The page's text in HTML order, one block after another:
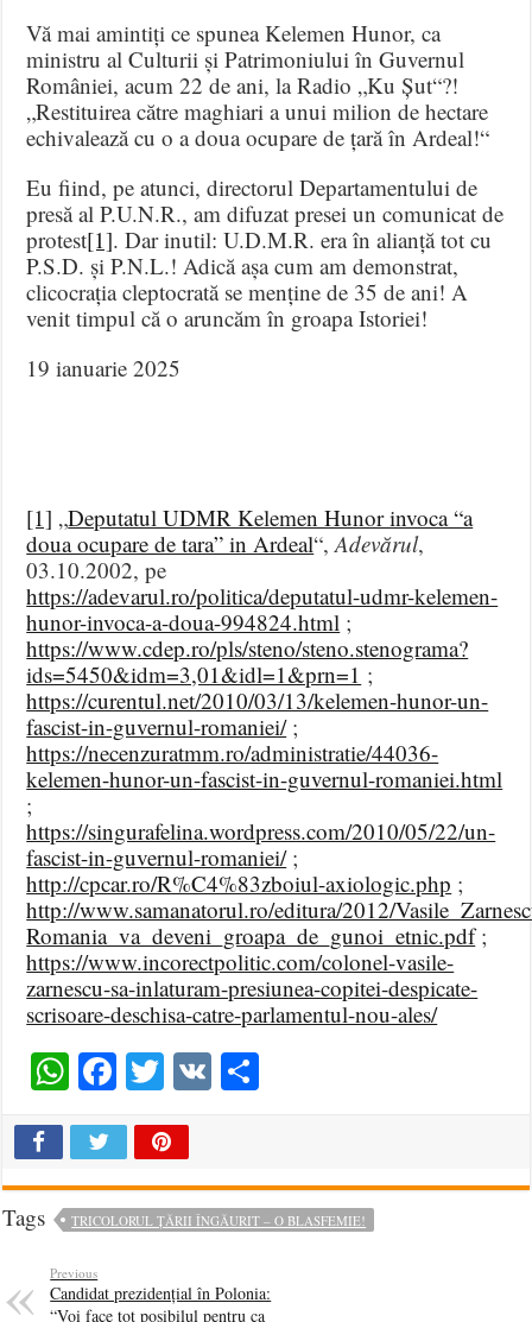
Vă mai amintiți ce spunea Kelemen Hunor, ca
ministru al Culturii și Patrimoniului în Guvernul
României, acum 22 de ani, la Radio „Ku Șut“?!
„Restituirea către maghiari a unui milion de hectare
echivalează cu o a doua ocupare de țară în Ardeal!“
Eu fiind, pe atunci, directorul Departamentului de
presă al P.U.N.R., am difuzat presei un comunicat de
protest[1]. Dar inutil: U.D.M.R. era în alianță tot cu
P.S.D. și P.N.L.! Adică așa cum am demonstrat,
clicocrația cleptocrată se menține de 35 de ani! A
venit timpul că o aruncăm în groapa Istoriei!
19 ianuarie 2025
[1] „Deputatul UDMR Kelemen Hunor invoca “a
doua ocupare de tara” in Ardeal“,Adevărul,
03.10.2002, pe
https://adevarul.ro/politica/deputatul-udmr-kelemen-
hunor-invoca-a-doua-994824.html ;
https://www.cdep.ro/pls/steno/steno.stenograma?
ids=5450&idm=3,01&idl=1&prn=1 ;
https://curentul.net/2010/03/13/kelemen-hunor-un-
fascist-in-guvernul-romaniei/;
https://necenzuratmm.ro/administratie/44036-
kelemen-hunor-un-fascist-in-guvernul-romaniei.html
;
https://singurafelina.wordpress.com/2010/05/22/un-
fascist-in-guvernul-romaniei/;
http://cpcar.ro/R%C4%83zboiul-axiologic.php ;
http://www.samanatorul.ro/editura/2012/
Romania_va_deveni_groapa_de_gunoi_etnic.pdf;
https://www.incorectpolitic.com/colonel-vasile-
zarnescu-sa-inlaturam-presiunea-copitei-despicate-
scrisoare-deschisa-catre-parlamentul-nou-ales/
WhatsApp
Facebook
Twitter
VK
Tags TRICOLORUL ȚĂRII ÎNGĂURIT – O BLASFEMIE!
Previous
Candidat prezidențial în Polonia:
“Voi face tot posibilul pentru ca